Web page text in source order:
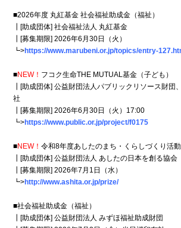
■2026年度 丸紅基金 社会福祉助成金（福祉）
┃[助成団体] 社会福祉法人 丸紅基金
┃[募集期限] 2026年6月30日（火）
┗>https://www.marubeni.or.jp/topics/entry-
■NEW！ フコク生命THE MUTUAL基金（子ども）
┃[助成団体] 公益財団法人パブリックリソース財団
社
┃[募集期限] 2026年6月30日（火）17:00
┗>https://www.public.or.jp/project/f0175
■NEW！令和8年度あしたのまち・くらしづくり活動
┃[助成団体] 公益財団法人 あしたの日本を創る協会
┃[募集期限] 2026年7月1日（水）
┗>http://www.ashita.or.jp/prize/
■社会福祉助成金（福祉）
┃[助成団体] 公益財団法人 みずほ福祉助成財団